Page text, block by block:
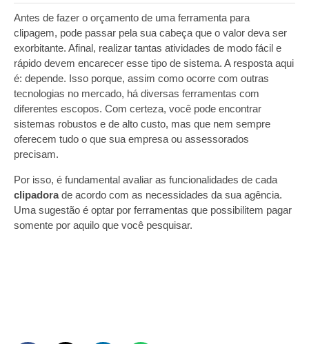
Antes de fazer o orçamento de uma ferramenta para
clipagem, pode passar pela sua cabeça que o valor deva ser
exorbitante. Afinal, realizar tantas atividades de modo fácil e
rápido devem encarecer esse tipo de sistema. A resposta aqui
é: depende. Isso porque, assim como ocorre com outras
tecnologias no mercado, há diversas ferramentas com
diferentes escopos. Com certeza, você pode encontrar
sistemas robustos e de alto custo, mas que nem sempre
oferecem tudo o que sua empresa ou assessorados
precisam.
Por isso, é fundamental avaliar as funcionalidades de cada
clipadorade acordo com as necessidades da sua agência.
Uma sugestão é optar por ferramentas que possibilitem pagar
somente por aquilo que você pesquisar.